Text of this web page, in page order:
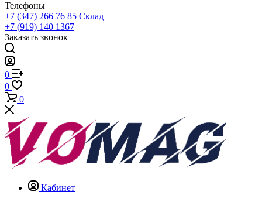
Телефоны
+7 (347) 266 76 85 Склад
+7 (919) 140 1367
Заказать звонок
0
0
0
Кабинет